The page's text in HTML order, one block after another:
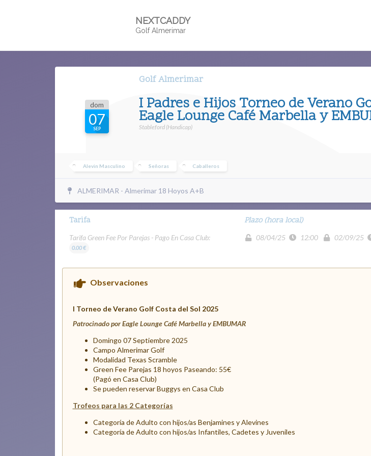
NEXTCADDY
Golf Almerimar
Golf Almerimar
dom
07
SEP
I Padres e Hijos Torneo de Verano
Eagle Lounge Café Marbella y
Stableford (Handicap)
Alevin Masculino Señoras Caballeros
ALMERIMAR - Almerimar 18 Hoyos A+B
Tarifa
Tarifa Green Fee Por Parejas - Pago En Casa Club:
0.00 €
Plazo (hora local)
08/04/25 12:00 02/09/25
Observaciones
I Torneo de Verano Golf Costa del Sol 2025
Patrocinado por Eagle Lounge Café Marbella y EMBUMAR
Domingo 07 Septiembre 2025
Campo Almerimar Golf
Modalidad Texas Scramble
Green Fee Parejas 18 hoyos Paseando: 55€
(Pagó en Casa Club)
Se pueden reservar Buggys en Casa Club
Trofeos para las 2 Categorías
Categoría de Adulto con hijos/as Benjamines y Alevines
Categoría de Adulto con hijos/as Infantiles, Cadetes y Juveniles